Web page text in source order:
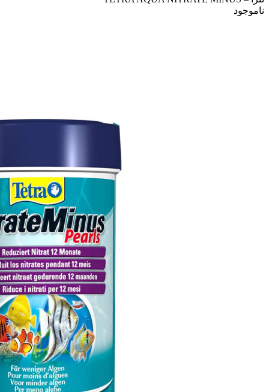
ناموجود